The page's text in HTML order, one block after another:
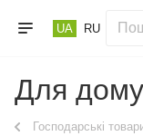
UA RU
Для
Господарські